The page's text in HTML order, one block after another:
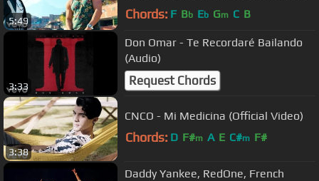
5:49
Video)
Chords: F Bb Eb Gm C B
3:33
Don Omar - Te Recordaré Bailando
(Audio)
Request Chords
3:38
CNCO - Mi Medicina (Official Video)
Chords: D F#m A E C#m F#
Daddy Yankee, RedOne, French